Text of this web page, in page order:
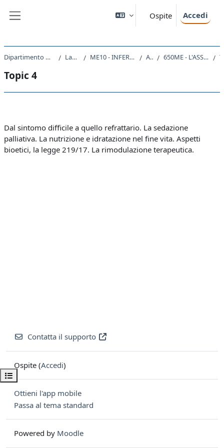
Ospite Accedi
Apri indice del corso
Dipartimento Universitario Clinico di Scienze mediche, chirurgiche e della salute Laurea triennale (DM270) ME10 - INFERMIERISTICA (ABILITANTE ALLA PROFESSIONE SANITARIA DI INFERMIERE) A.A. 2023 - 2024 650ME - L'ASSISTENZA ALLA PERSONA NELLE CURE DI FINE VITA 2023
Topic 4
Dal sintomo difficile a quello refrattario. La sedazione
palliativa. La nutrizione e idratazione nel fine vita. Aspetti
bioetici, la legge 219/17. La rimodulazione terapeutica.
Contatta il supporto
Ospite (Accedi)
Ottieni l'app mobile
Passa al tema standard
Powered by Moodle